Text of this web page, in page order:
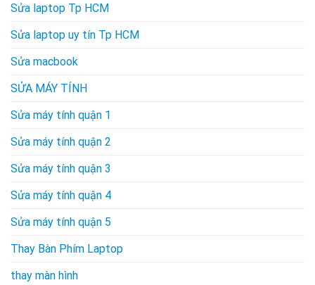
Sửa laptop Tp HCM
Sửa laptop uy tín Tp HCM
Sửa macbook
SỬA MÁY TÍNH
Sửa máy tính quận 1
Sửa máy tính quận 2
Sửa máy tính quận 3
Sửa máy tính quận 4
Sửa máy tính quận 5
Thay Bàn Phím Laptop
thay màn hình